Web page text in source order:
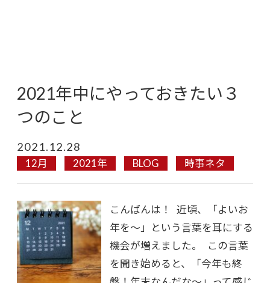
2021年中にやっておきたい３
つのこと
2021.12.28
12月 2021年 BLOG 時事ネタ
こんばんは！ 近頃、「よいお
年を〜」という言葉を耳にする
機会が増えました。 この言葉
を聞き始めると、「今年も終